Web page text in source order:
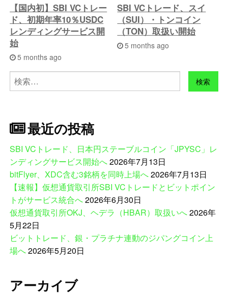
【国内初】SBI VCトレー
ド、初期年率10％USDC
レンディングサービス開
始
5 months ago
SBI VCトレード、スイ
（SUI）・トンコイン
（TON）取扱い開始
5 months ago
検
索:
最近の投稿
SBI VCトレード、日本円ステーブルコイン「JPYSC」レ
ンディングサービス開始へ2026年7月13日
bitFlyer、XDC含む3銘柄を同時上場へ2026年7月13日
【速報】仮想通貨取引所SBI VCトレードとビットポイン
トがサービス統合へ2026年6月30日
仮想通貨取引所OKJ、ヘデラ（HBAR）取扱いへ2026年
5月22日
ビットトレード、銀・プラチナ連動のジパングコイン上
場へ2026年5月20日
アーカイブ